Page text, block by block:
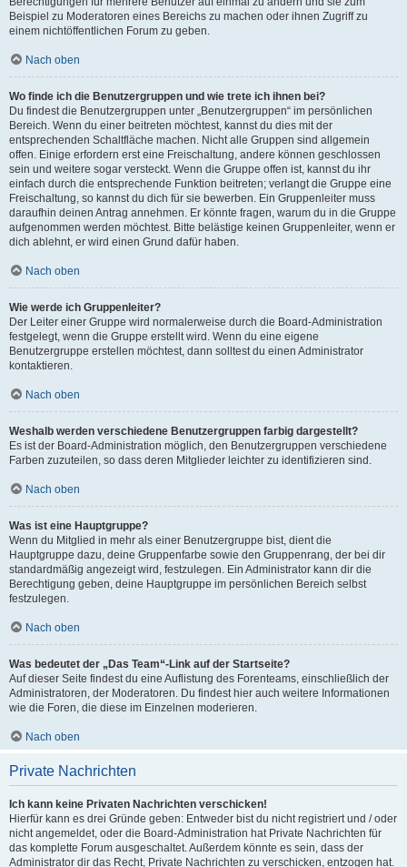
Beispiel zu Moderatoren eines Bereichs zu machen oder ihnen Zugriff zu
einem nichtöffentlichen Forum zu geben.
Nach oben
Wo finde ich die Benutzergruppen und wie trete ich ihnen bei?
Du findest die Benutzergruppen unter „Benutzergruppen“ im persönlichen
Bereich. Wenn du einer beitreten möchtest, kannst du dies mit der
entsprechenden Schaltfläche machen. Nicht alle Gruppen sind allgemein
offen. Einige erfordern erst eine Freischaltung, andere können geschlossen
sein und weitere sogar versteckt. Wenn die Gruppe offen ist, kannst du ihr
einfach durch die entsprechende Funktion beitreten; verlangt die Gruppe eine
Freischaltung, so kannst du dich für sie bewerben. Ein Gruppenleiter muss
daraufhin deinen Antrag annehmen. Er könnte fragen, warum du in die Gruppe
aufgenommen werden möchtest. Bitte belästige keinen Gruppenleiter, wenn er
dich ablehnt, er wird einen Grund dafür haben.
Nach oben
Wie werde ich Gruppenleiter?
Der Leiter einer Gruppe wird normalerweise durch die Board-Administration
festgelegt, wenn die Gruppe erstellt wird. Wenn du eine eigene
Benutzergruppe erstellen möchtest, dann solltest du einen Administrator
kontaktieren.
Nach oben
Weshalb werden verschiedene Benutzergruppen farbig dargestellt?
Es ist der Board-Administration möglich, den Benutzergruppen verschiedene
Farben zuzuteilen, so dass deren Mitglieder leichter zu identifizieren sind.
Nach oben
Was ist eine Hauptgruppe?
Wenn du Mitglied in mehr als einer Benutzergruppe bist, dient die
Hauptgruppe dazu, deine Gruppenfarbe sowie den Gruppenrang, der bei dir
standardmäßig angezeigt wird, festzulegen. Ein Administrator kann dir die
Berechtigung geben, deine Hauptgruppe im persönlichen Bereich selbst
festzulegen.
Nach oben
Was bedeutet der „Das Team“-Link auf der Startseite?
Auf dieser Seite findest du eine Auflistung des Forenteams, einschließlich der
Administratoren, der Moderatoren. Du findest hier auch weitere Informationen
wie die Foren, die diese im Einzelnen moderieren.
Nach oben
Private Nachrichten
Ich kann keine Privaten Nachrichten verschicken!
Hierfür kann es drei Gründe geben: Entweder bist du nicht registriert und / oder
nicht angemeldet, oder die Board-Administration hat Private Nachrichten für
das komplette Forum ausgeschaltet. Außerdem könnte es sein, dass der
Administrator dir das Recht, Private Nachrichten zu verschicken, entzogen hat.